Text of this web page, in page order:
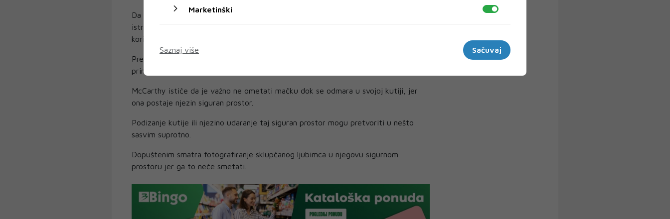
Da biste svojoj kućnoj ljubimici zajamčili sigurnost u njezinim aktivnostima
istraživanja kartonske kutije, Delgado preporučuje uklanjanje svih materijala koji se
koriste pri pakiranju, poput spajalica ili ljepljive trake.
Predlaže da u kutiju stavite mekanu deku ili ručnik kako bi mački bila još
primamljivije i ugodnije sklonište.
McCarthy ističe da je važno ne ometati mačku dok se odmara u svojoj kutiji, jer
ona postaje njezin siguran prostor.
Podizanje kutije ili njezino udaranje taj siguran prostor mogu pretvoriti u nešto
sasvim suprotno.
Dopuštenim smatra fotografiranje sklupčanog ljubimca u njegovu sigurnom
prostoru jer ga to neće smetati.
Marketinški
Saznaj više Sačuvaj